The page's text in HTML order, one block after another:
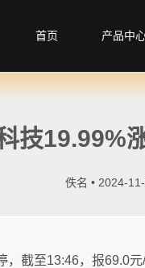
首页 产品中
技19.99%
佚名 • 2024-
截至13:46，报69.0